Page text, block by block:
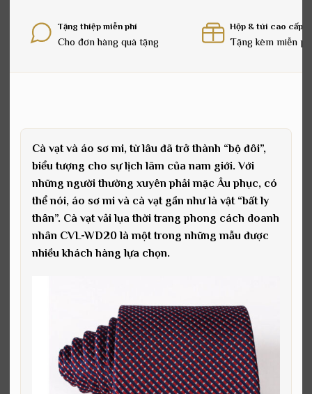
Tặng thiệp miễn phí
Cho đơn hàng quà tặng
Hộp & túi cao cấp
Tặng kèm miễn
Cà vạt và áo sơ mi, từ lâu đã trở thành “bộ đôi”,
biểu tượng cho sự lịch lãm của nam giới. Với
những người thường xuyên phải mặc Âu phục, có
thể nói, áo sơ mi và cà vạt gần như là vật “bất ly
thân”. Cà vạt vải lụa thời trang phong cách doanh
nhân CVL-WD20 là một trong những mẫu được
nhiều khách hàng lựa chọn.